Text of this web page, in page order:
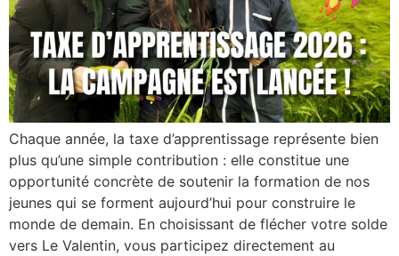
Chaque année, la taxe d’apprentissage représente bien
plus qu’une simple contribution : elle constitue une
opportunité concrète de soutenir la formation de nos
jeunes qui se forment aujourd’hui pour construire le
monde de demain. En choisissant de flécher votre solde
vers Le Valentin, vous participez directement au